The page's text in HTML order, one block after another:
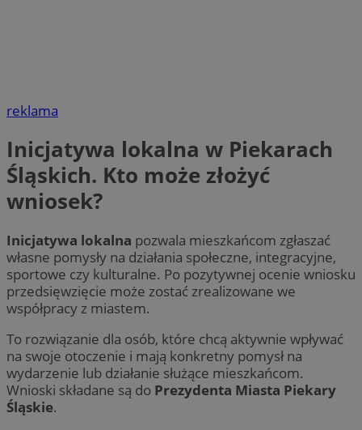
reklama
Inicjatywa lokalna w Piekarach
Śląskich. Kto może złożyć
wniosek?
Inicjatywa lokalna pozwala mieszkańcom zgłaszać
własne pomysły na działania społeczne, integracyjne,
sportowe czy kulturalne. Po pozytywnej ocenie wniosku
przedsięwzięcie może zostać zrealizowane we
współpracy z miastem.
To rozwiązanie dla osób, które chcą aktywnie wpływać
na swoje otoczenie i mają konkretny pomysł na
wydarzenie lub działanie służące mieszkańcom.
Wnioski składane są do Prezydenta Miasta Piekary
Śląskie.